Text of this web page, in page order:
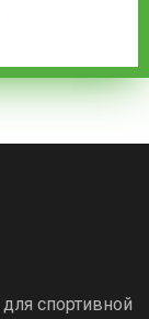
спортивной